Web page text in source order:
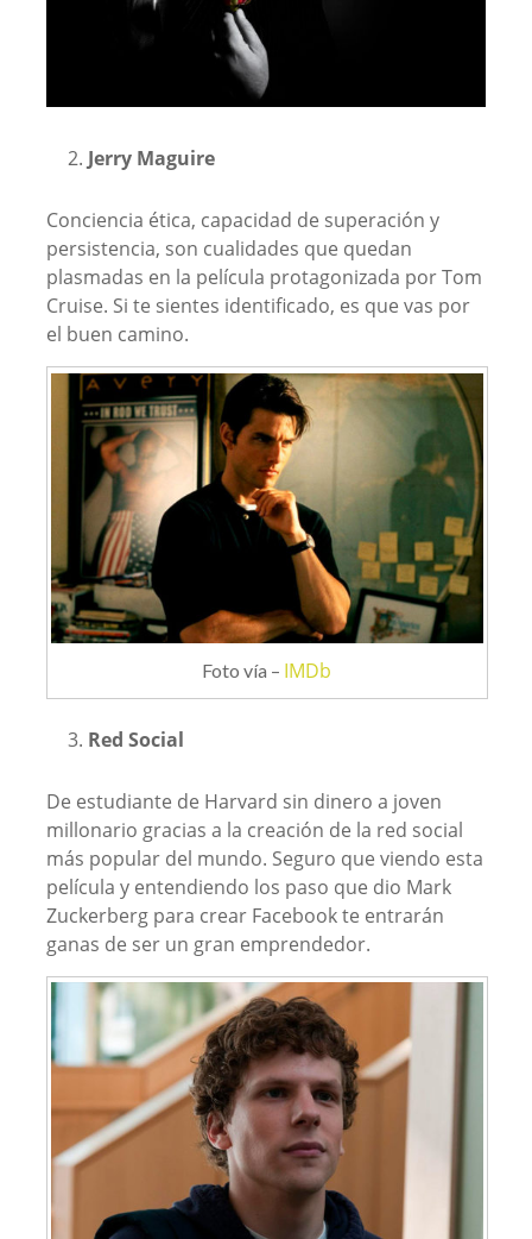
Jerry Maguire
Conciencia ética, capacidad de superación y
persistencia, son cualidades que quedan
plasmadas en la película protagonizada por Tom
Cruise. Si te sientes identificado, es que vas por
el buen camino.
Foto vía – IMDb
Red Social
De estudiante de Harvard sin dinero a joven
millonario gracias a la creación de la red social
más popular del mundo. Seguro que viendo esta
película y entendiendo los paso que dio Mark
Zuckerberg para crear Facebook te entrarán
ganas de ser un gran emprendedor.